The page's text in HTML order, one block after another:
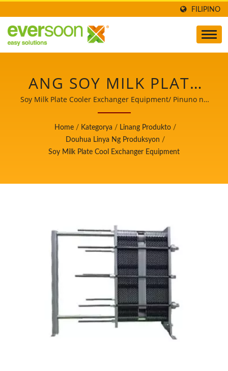
FILIPINO
ANG SOY MILK PLATE
COOL EXCHANGER
EQUIPMENT AY ISA SA
MGA MAKINA SA
LINE./ PINUNO NG
NG AWTOMATIKONG
TOFU AT SOYMILK NA
MAY NANGUNGUNANG
PRAYORIDAD SA
KALIGTASAN NG
PAGKAIN.
Soy Milk Plate Cooler Exchanger Equipment/ Pinuno ng
Makina sa Paggawa ng Awtomatikong Tofu at Soymilk na
may Nangungunang Prayoridad sa Kaligtasan ng
Pagkain.
Home / Kategorya / Linang Produkto /
Douhua Linya Ng Produksyon /
Soy Milk Plate Cool Exchanger Equipment